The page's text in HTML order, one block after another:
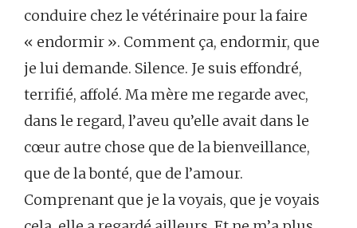
conduire chez le vétérinaire pour la faire
« endormir ». Comment ça, endormir, que
je lui demande. Silence. Je suis effondré,
terrifié, affolé. Ma mère me regarde avec,
dans le regard, l’aveu qu’elle avait dans le
cœur autre chose que de la bienveillance,
que de la bonté, que de l’amour.
Comprenant que je la voyais, que je voyais